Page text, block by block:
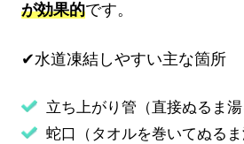
が効果的です。
✔水道凍結しやすい主な箇所
立ち上がり管（直接ぬるま湯
蛇口（タオルを巻いてぬるま